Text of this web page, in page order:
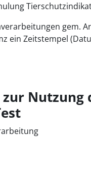
gem.
ein Zeitstempel
Nutzung